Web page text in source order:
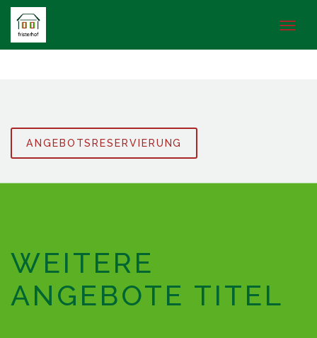
ANGEBOTSRESERVIERUNG
WEITERE
ANGEBOTE TITEL